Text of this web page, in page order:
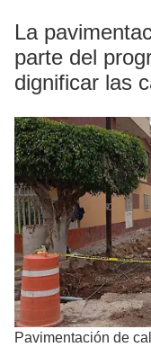
La
parte del
dignificar las
Pavimentación de